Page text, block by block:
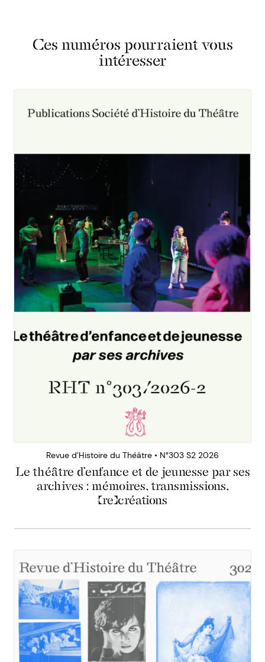
Ces numéros pourraient vous
intéresser
Revue d’Histoire du Théâtre • N°303 S2 2026
Le théâtre d’enfance et de jeunesse par ses
archives : mémoires, transmissions,
(re)créations